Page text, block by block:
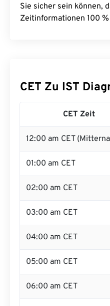
Sie sicher sein können,
Zeitinformationen 100
CET Zu IST
CET Zeit
12:00 am CET
01:00 am CET
02:00 am CET
03:00 am CET
04:00 am CET
05:00 am CET
06:00 am CET